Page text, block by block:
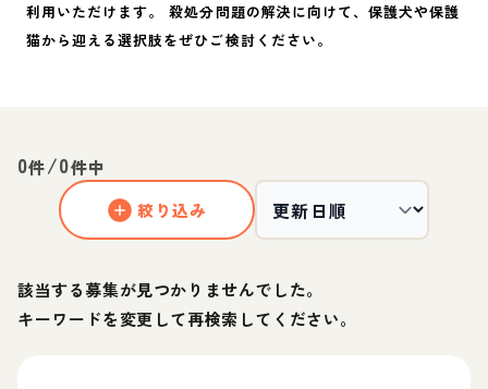
利用いただけます。 殺処分問題の解決に向けて、保護犬や保護
猫から迎える選択肢をぜひご検討ください。
0件/0件中
絞り込み
該当する募集が見つかりませんでした。
キーワードを変更して再検索してください。